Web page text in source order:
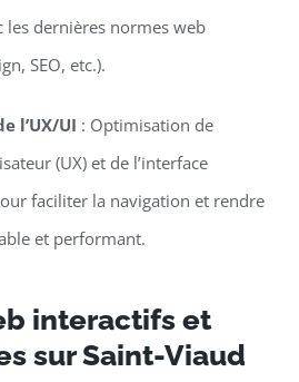
les dernières normes web
SEO, etc.).
l’UX/UI : Optimisation de
(UX) et de l’interface
faciliter la navigation et rendre
et performant.
interactifs et
sur Saint-Viaud